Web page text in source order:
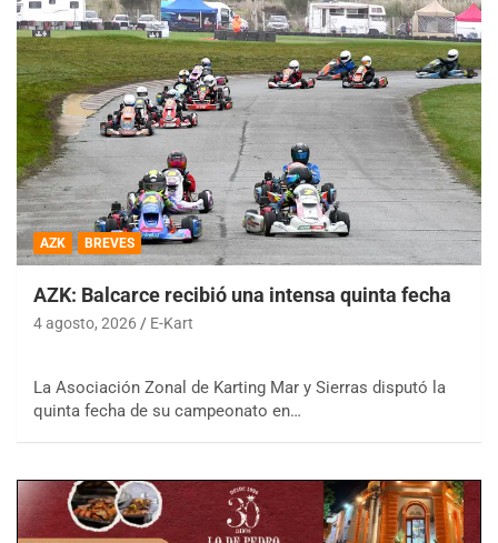
AZK BREVES
AZK: Balcarce recibió una intensa quinta fecha
4 agosto, 2026 E-Kart
La Asociación Zonal de Karting Mar y Sierras disputó la
quinta fecha de su campeonato en…